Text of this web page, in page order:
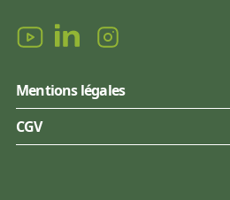
Mentions légales
CGV